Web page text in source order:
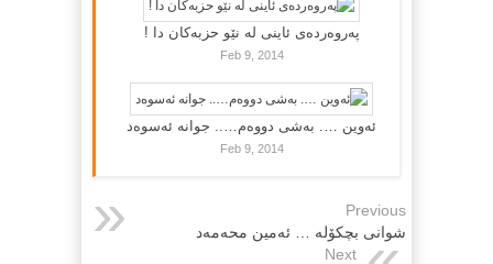
پەروەردەی ئاینی لە نێو حزبەکان دا !
Feb 9, 2014
ئەوین …. بەشی دووەم….. جوانە ئەسوەد
Feb 9, 2014
Previous
شوانی بچكۆله‌ … ئه‌مین محه‌مه‌د
Next